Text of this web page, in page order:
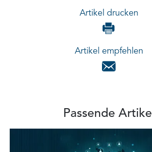
Artikel drucken
Artikel empfehlen
Passende Artikel